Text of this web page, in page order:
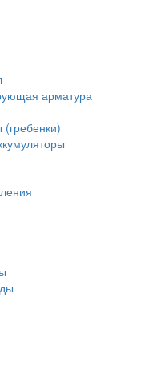
арматура